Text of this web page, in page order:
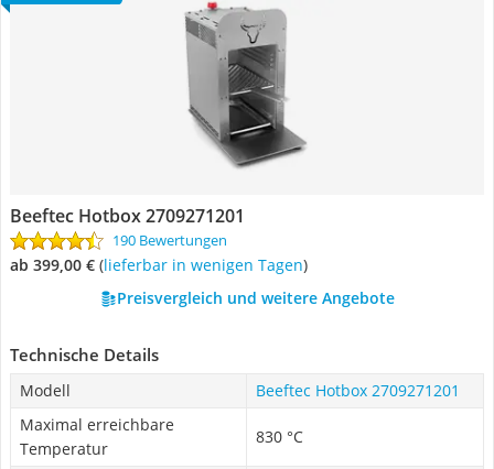
Beeftec Hotbox 2709271201
190 Bewertungen
ab 399,00 € ( Lieferbar in wenigen Tagen)
Preisvergleich und weitere Angebote
Technische Details
Modell
Beeftec Hotbox 2709271201
Maximal erreichbare
Temperatur
830 °C